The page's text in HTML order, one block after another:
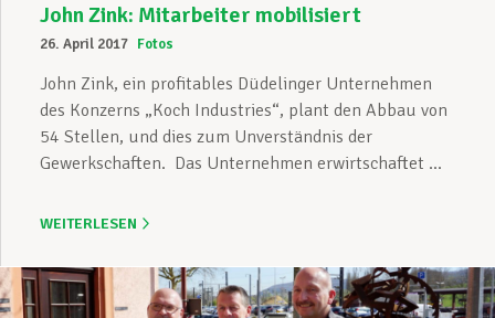
John Zink: Mitarbeiter mobilisiert
26. April 2017 Fotos
John Zink, ein profitables Düdelinger Unternehmen
des Konzerns „Koch Industries“, plant den Abbau von
54 Stellen, und dies zum Unverständnis der
Gewerkschaften. Das Unternehmen erwirtschaftet ...
WEITERLESEN